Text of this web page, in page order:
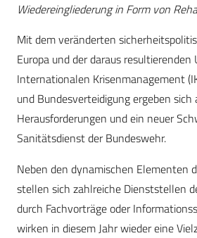
Wiedereingliederung in Form von
Mit dem veränderten
Europa und der daraus
Internationalen Krisenmanagement
und Bundesverteidigung ergeben sich
Herausforderungen und ein neuer
Sanitätsdienst der Bundeswehr.
Neben den dynamischen Elementen
stellen sich zahlreiche Dienststellen
durch Fachvorträge oder
wirken in diesem Jahr wieder eine